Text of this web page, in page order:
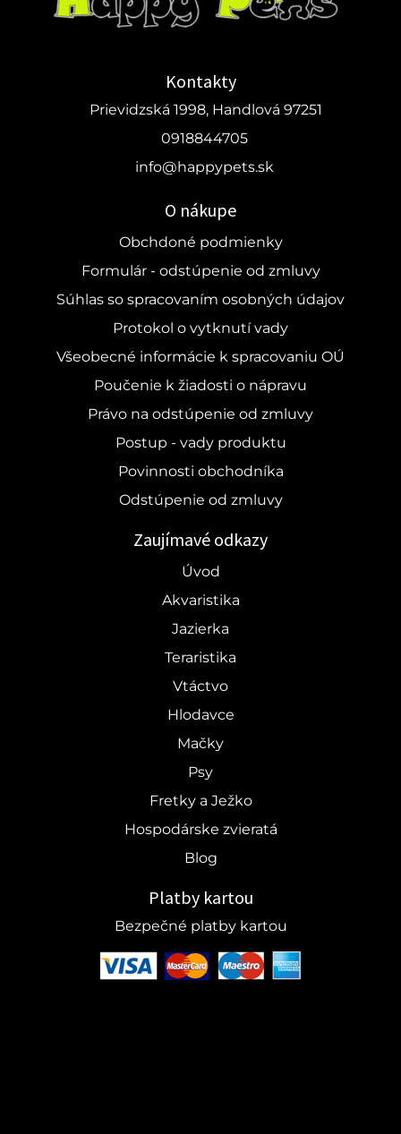
Kontakty
Prievidzská 1998, Handlová 97251
0918844705
info@happypets.sk
O nákupe
Obchdoné podmienky
Formulár - odstúpenie od zmluvy
Súhlas so spracovaním osobných údajov
Protokol o vytknutí vady
Všeobecné informácie k spracovaniu OÚ
Poučenie k žiadosti o nápravu
Právo na odstúpenie od zmluvy
Postup - vady produktu
Povinnosti obchodníka
Odstúpenie od zmluvy
Zaujímavé odkazy
Úvod
Akvaristika
Jazierka
Teraristika
Vtáctvo
Hlodavce
Mačky
Psy
Fretky a Ježko
Hospodárske zvieratá
Blog
Platby kartou
Bezpečné platby kartou